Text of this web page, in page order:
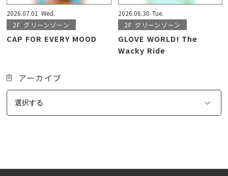
2026.07.01 Wed.
2F グリーンゾーン
CAP FOR EVERY MOOD
2026.06.30 Tue.
2F グリーンゾーン
GLOVE WORLD! The
Wacky Ride
アーカイブ